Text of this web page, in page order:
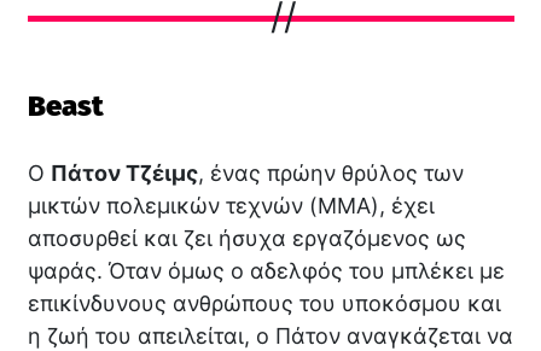
Beast
Ο Πάτον Τζέιμς, ένας πρώην θρύλος των
μικτών πολεμικών τεχνών (MMA), έχει
αποσυρθεί και ζει ήσυχα εργαζόμενος ως
ψαράς. Όταν όμως ο αδελφός του μπλέκει με
επικίνδυνους ανθρώπους του υποκόσμου και
η ζωή του απειλείται, ο Πάτον αναγκάζεται να